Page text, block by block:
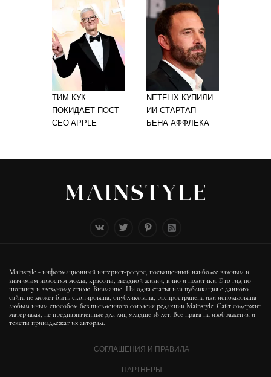
ТИМ КУК
ПОКИДАЕТ ПОСТ
CEO APPLE
NETFLIX КУПИЛИ
ИИ-СТАРТАП
БЕНА АФФЛЕКА
Mainstyle - информационный интернет-ресурс, посвященный наиболее важным и
значимым новостям моды, красоты, звездной жизни, кино и политики. Это гид по
шопингу и звездному стилю. Внимание! Ни одна статья или публикация с данного
сайта не может быть скопирована, опубликована, распространена или использована
любым иным способом без письменного согласия редакции Mainstyle. Сайт содержит
материалы, не предназначенные для лиц младше 18 лет. Все права на изображения и
тексты принадлежат их авторам.
СОГЛАШЕНИЯ И ПРАВИЛА
ПАРТНЁРЫ